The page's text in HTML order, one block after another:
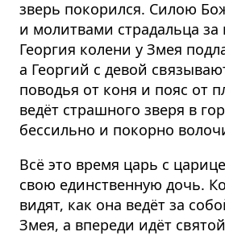
зверь покорился. Силою
и молитвами страдальца за
Георгия колени у Змея
а Георгий с девой
поводья от коня и пояс от
ведёт страшного зверя в
бессильно и покорно
Всё это время царь с
свою единственную дочь.
видят, как она ведёт за
Змея, а впереди идёт